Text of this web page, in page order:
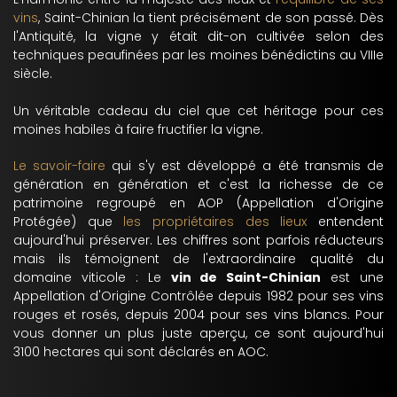
vins, Saint-Chinian la tient précisément de son passé. Dès
l'Antiquité, la vigne y était dit-on cultivée selon des
techniques peaufinées par les moines bénédictins au VIIIe
siècle.
Un véritable cadeau du ciel que cet héritage pour ces
moines habiles à faire fructifier la vigne.
Le savoir-faire qui s'y est développé a été transmis de
génération en génération et c'est la richesse de ce
patrimoine regroupé en AOP (Appellation d'Origine
Protégée) que les propriétaires des lieux entendent
aujourd'hui préserver. Les chiffres sont parfois réducteurs
mais ils témoignent de l'extraordinaire qualité du
domaine viticole : Le vin de Saint-Chinian est une
Appellation d'Origine Contrôlée depuis 1982 pour ses vins
rouges et rosés, depuis 2004 pour ses vins blancs. Pour
vous donner un plus juste aperçu, ce sont aujourd'hui
3100 hectares qui sont déclarés en AOC.